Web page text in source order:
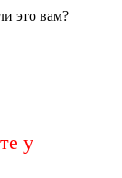
это вам?
у